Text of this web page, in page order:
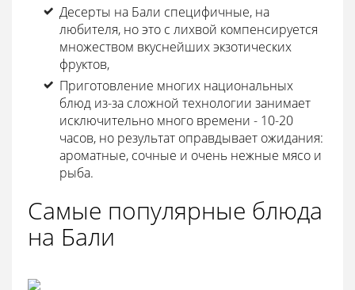
Десерты на Бали специфичные, на
любителя, но это с лихвой компенсируется
множеством вкуснейших экзотических
фруктов,
Приготовление многих национальных
блюд из-за сложной технологии занимает
исключительно много времени - 10-20
часов, но результат оправдывает ожидания:
ароматные, сочные и очень нежные мясо и
рыба.
Самые популярные блюда
на Бали